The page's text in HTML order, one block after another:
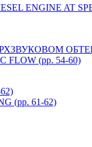
ENGINE AT
FLOW (pp. 54-60)
(pp. 61-62)